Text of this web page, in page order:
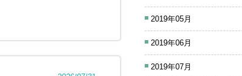
2019年05月
2019年06月
2019年07月